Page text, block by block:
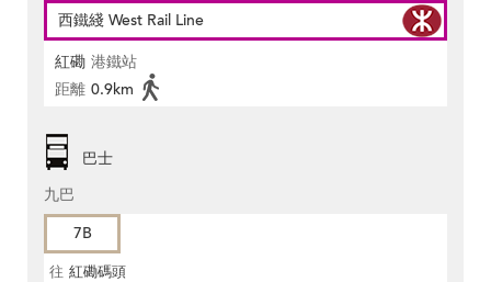
西鐵綫 West Rail Line
紅磡 港鐵站
距離 0.9km
巴士
九巴
7B
往 紅磡碼頭